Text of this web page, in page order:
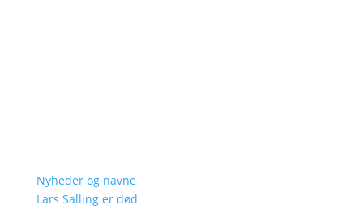
Nyheder og navne
Lars Salling er død